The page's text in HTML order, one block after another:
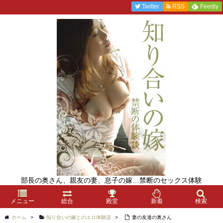
部長の奥さん、親友の妻、息子の嫁…禁断のセックス体験
メニュー 総合 殿堂 新着 検索
Twitter RSS Feedly
ホーム > 知り合いの嫁とのエロ体験談 > 妻の友達の奥さん